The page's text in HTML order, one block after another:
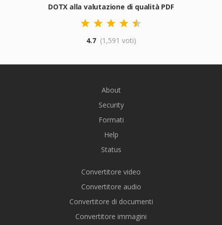
DOTX alla valutazione di qualità PDF
4.7 (1,591 voti)
About
Security
Formati
Help
Status
Convertitore video
Convertitore audio
Convertitore di documenti
Convertitore immagini